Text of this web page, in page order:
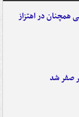
همچنان در اهتزاز
صفر شد